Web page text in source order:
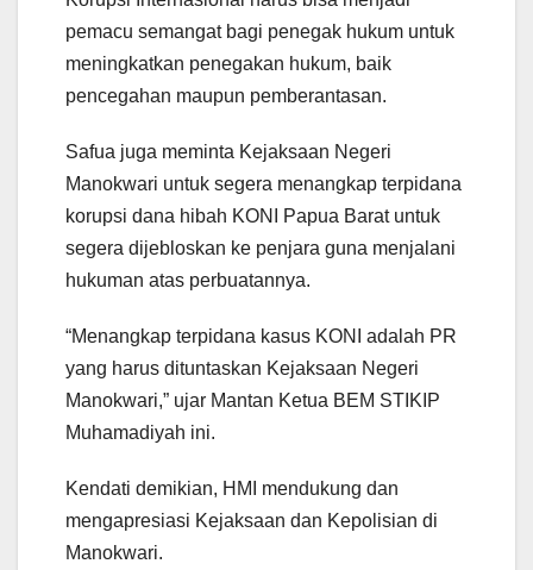
pemacu semangat bagi penegak hukum untuk
meningkatkan penegakan hukum, baik
pencegahan maupun pemberantasan.
Safua juga meminta Kejaksaan Negeri
Manokwari untuk segera menangkap terpidana
korupsi dana hibah KONI Papua Barat untuk
segera dijebloskan ke penjara guna menjalani
hukuman atas perbuatannya.
“Menangkap terpidana kasus KONI adalah PR
yang harus dituntaskan Kejaksaan Negeri
Manokwari,” ujar Mantan Ketua BEM STIKIP
Muhamadiyah ini.
Kendati demikian, HMI mendukung dan
mengapresiasi Kejaksaan dan Kepolisian di
Manokwari.